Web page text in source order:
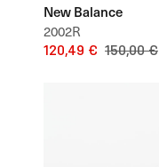
New Balance
2002R
120,49 € 150,00 €